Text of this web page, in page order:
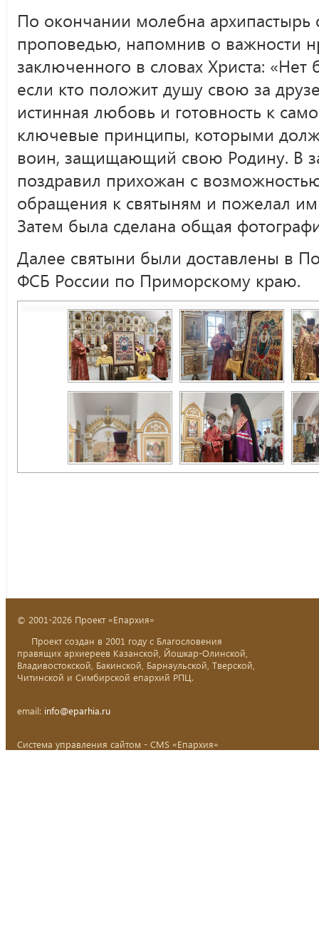
По окончании молебна архипастырь
проповедью, напомнив о важности
заключенного в словах Христа:
если кто положит душу свою за
истинная любовь и готовность к
ключевые принципы, которыми
воин, защищающий свою Родину. В
поздравил прихожан с
обращения к святыням и пожелал им
Затем была сделана общая
Далее святыни были доставлены в
ФСБ России по Приморскому краю.
© 2001-2026 Проект «Епархия»
Проект создан в 2001 году с Благословения
правящих архиереев Казанской, Йошкар-Олинской,
Владивостокской, Бакинской, Барнаульской, Тверской,
Читинской и Симбирской епархий РПЦ.
email: info@eparhia.ru
Система управления сайтом - CMS «Епархия»